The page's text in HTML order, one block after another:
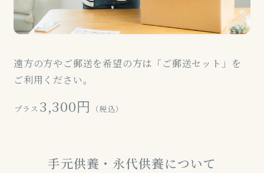
遠方の方やご郵送を希望の方は「ご郵送セット」を
ご利用ください。
プラス 3,300円 （税込）
手元供養・永代供養について